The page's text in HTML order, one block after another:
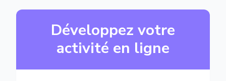
Développez votre
activité en ligne